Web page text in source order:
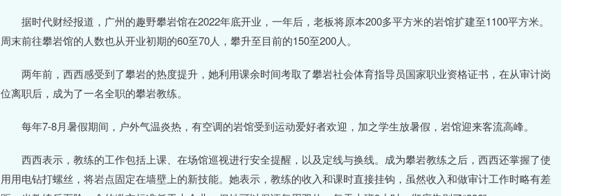
据时代财经报道，广州的趣野攀岩馆在2022年底开业，一年后，老板将原本200多平方米的岩馆扩建至1100平方米。
周末前往攀岩馆的人数也从开业初期的60至70人，攀升至目前的150至200人。
两年前，西西感受到了攀岩的热度提升，她利用课余时间考取了攀岩社会体育指导员国家职业资格证书，在从审计岗
位离职后，成为了一名全职的攀岩教练。
每年7-8月暑假期间，户外气温炎热，有空调的岩馆受到运动爱好者欢迎，加之学生放暑假，岩馆迎来客流高峰。
西西表示，教练的工作包括上课、在场馆巡视进行安全提醒，以及定线与换线。成为攀岩教练之后，西西还掌握了使
用用电钻打螺丝，将岩点固定在墙壁上的新技能。她表示，教练的收入和课时直接挂钩，虽然收入和做审计工作时略有差